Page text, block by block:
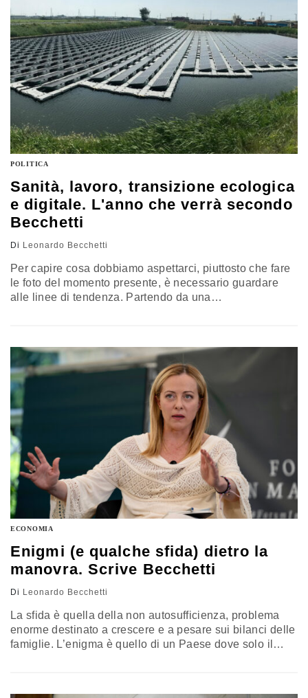
POLITICA
Sanità, lavoro, transizione ecologica
e digitale. L'anno che verrà secondo
Becchetti
Di Leonardo Becchetti
Per capire cosa dobbiamo aspettarci, piuttosto che fare
le foto del momento presente, è necessario guardare
alle linee di tendenza. Partendo da una
lungimiranti. Il commento di Leonardo Becchetti
ECONOMIA
Enigmi (e qualche sfida) dietro la
manovra. Scrive Becchetti
Di Leonardo Becchetti
La sfida è quella della non autosufficienza, problema
enorme destinato a crescere e a pesare sui bilanci delle
famiglie. L’enigma è quello di un Paese dove solo il